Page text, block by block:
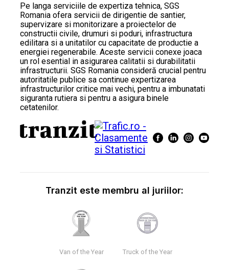
Pe langa serviciile de expertiza tehnica, SGS
Romania ofera servicii de dirigentie de santier,
supervizare si monitorizare a proiectelor de
constructii civile, drumuri si poduri, infrastructura
edilitara si a unitatilor cu capacitate de productie a
energiei regenerabile. Aceste servicii conexe joaca
un rol esential in asigurarea calitatii si durabilitatii
infrastructurii. SGS Romania consideră crucial pentru
autoritatile publice sa continue expertizarea
infrastructurilor critice mai vechi, pentru a imbunatati
siguranta rutiera si pentru a asigura binele
cetatenilor.
Tranzit este membru al juriilor:
Van of the Year Truck of the Year